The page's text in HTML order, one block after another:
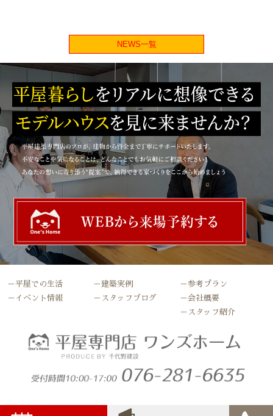
NEWS一覧
－平屋での生活
－イベント情報
－建築実例
－スタッフブログ
－参考プラン
－会社概要
－スタッフ紹介